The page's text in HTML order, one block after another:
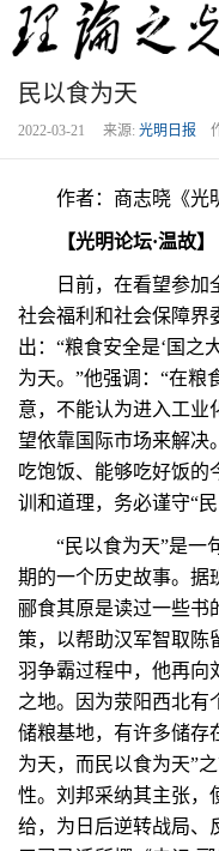
民以食为天
2022-03-21 来源: 光明日报
作者：商志晓《光明
【光明论坛·温故】
日前，在看望参加全
社会福利和社会保障界
出：“粮食安全是‘国之
为天。”他强调：“在粮
意，不能认为进入工业
望依靠国际市场来解决
吃饱饭、能够吃好饭的
训和道理，务必谨守“
“民以食为天”是一句
期的一个历史故事。据
郦食其原是读过一些书
策，以帮助汉军智取陈
羽争霸过程中，他再向
之地。因为荥阳西北有
储粮基地，有许多储存
为天，而民以食为天”
性。刘邦采纳其主张，
给，为日后逆转战局、